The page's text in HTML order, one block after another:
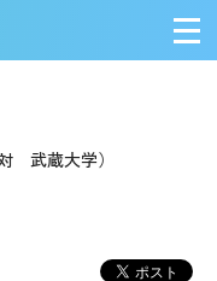
メ
武蔵大学）